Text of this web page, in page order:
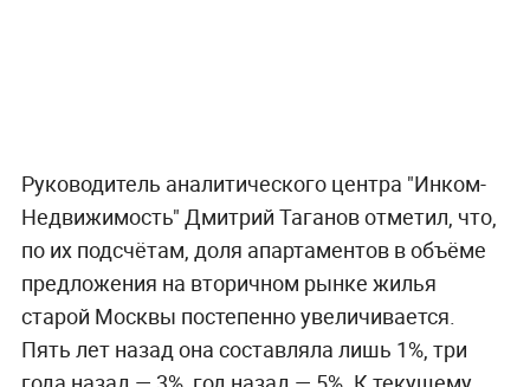
Руководитель аналитического центра "Инком-
Недвижимость" Дмитрий Таганов отметил, что,
по их подсчётам, доля апартаментов в объёме
предложения на вторичном рынке жилья
старой Москвы постепенно увеличивается.
Пять лет назад она составляла лишь 1%, три